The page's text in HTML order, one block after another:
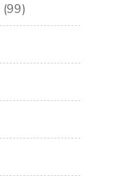
(99)